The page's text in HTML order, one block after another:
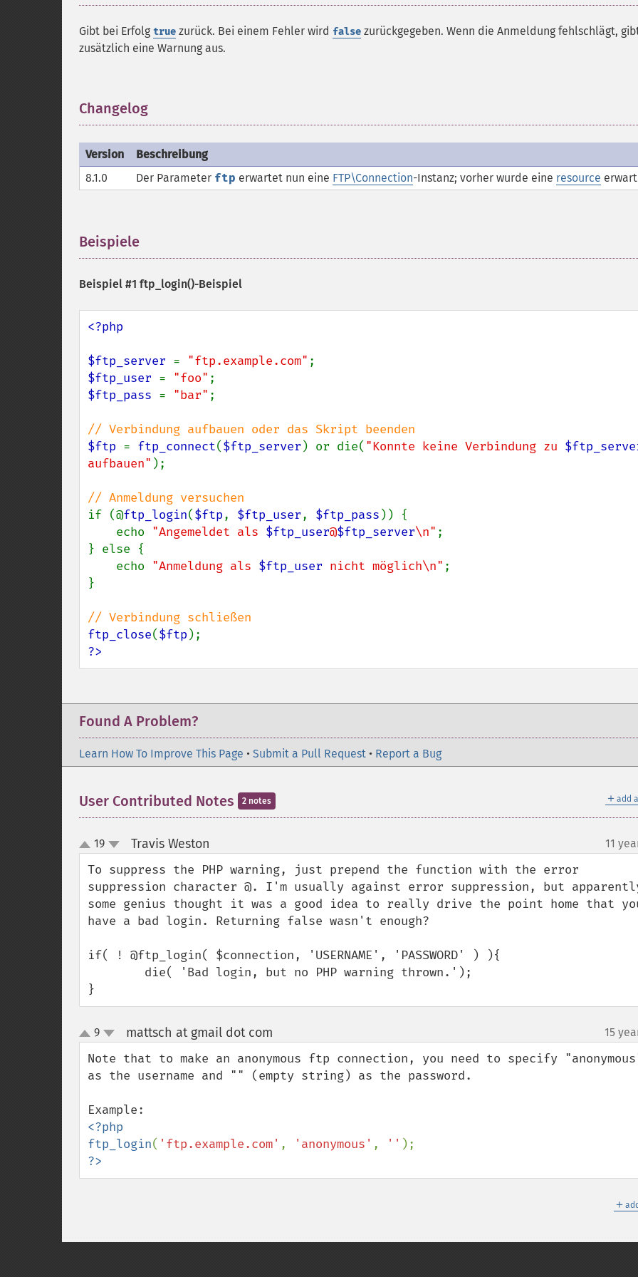
Gibt bei Erfolg true zurück. Bei einem Fehler wird false zurückgegeben. Wenn die Anmeldung fehlschlägt,
zusätzlich eine Warnung aus.
Changelog
Version
Beschreibung
8.1.0
Der Parameter ftp erwartet nun eine FTP\Connection-Instanz; vorher wurde eine resource
Beispiele
Beispiel #1 ftp_login()-Beispiel
<?php
$ftp_server = "ftp.example.com"
$ftp_user = "foo"
$ftp_pass = "bar" ;
$ftp = ftp_connect($ftp_server ) or die( "Konnte keine Verbindung zu
aufbauen" );
if (@ftp_login($ftp, $ftp_user, $ftp_pass )) {
    echo
"Angemeldet als $ftp_user@$ftp_server\n" ;
} else {
    echo
"Anmeldung als $ftp_user nicht möglich\n" ;
}
ftp_close($ftp
?>
Found A Problem?
Learn How To Improve This Page • Submit a Pull Request • Report a Bug
＋ add
User Contributed Notes 2 notes
up
down
19 Travis Weston 11
To suppress the PHP warning, just prepend the function with the error
suppression character @. I'm usually against error suppression, but
some genius thought it was a good idea to really drive the point home that
have a bad login. Returning false wasn't enough?
if( ! @ftp_login( $connection, 'USERNAME', 'PASSWORD' ) ){
}
up
down
9 mattsch at gmail dot com 15
Note that to make an anonymous ftp connection, you need to specify
as the username and "" (empty string) as the password.
<?php
ftp_login( 'ftp.example.com' , 'anonymous' , ''
?>
＋